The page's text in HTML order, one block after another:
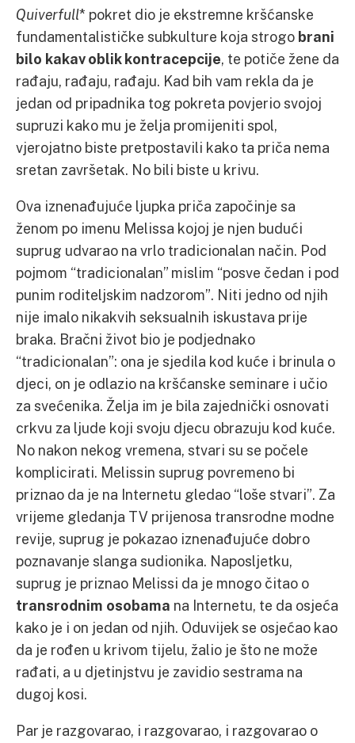
Quiverfull* pokret dio je ekstremne kršćanske
fundamentalističke subkulture koja strogo brani
bilo kakav oblik kontracepcije, te potiče žene da
rađaju, rađaju, rađaju. Kad bih vam rekla da je
jedan od pripadnika tog pokreta povjerio svojoj
supruzi kako mu je želja promijeniti spol,
vjerojatno biste pretpostavili kako ta priča nema
sretan završetak. No bili biste u krivu.
Ova iznenađujuće ljupka priča započinje sa
ženom po imenu Melissa kojoj je njen budući
suprug udvarao na vrlo tradicionalan način. Pod
pojmom “tradicionalan” mislim “posve čedan i pod
punim roditeljskim nadzorom”. Niti jedno od njih
nije imalo nikakvih seksualnih iskustava prije
braka. Bračni život bio je podjednako
“tradicionalan”: ona je sjedila kod kuće i brinula o
djeci, on je odlazio na kršćanske seminare i učio
za svećenika. Želja im je bila zajednički osnovati
crkvu za ljude koji svoju djecu obrazuju kod kuće.
No nakon nekog vremena, stvari su se počele
komplicirati. Melissin suprug povremeno bi
priznao da je na Internetu gledao “loše stvari”. Za
vrijeme gledanja TV prijenosa transrodne modne
revije, suprug je pokazao iznenađujuće dobro
poznavanje slanga sudionika. Naposljetku,
suprug je priznao Melissi da je mnogo čitao o
transrodnim osobama na Internetu, te da osjeća
kako je i on jedan od njih. Oduvijek se osjećao kao
da je rođen u krivom tijelu, žalio je što ne može
rađati, a u djetinjstvu je zavidio sestrama na
dugoj kosi.
Par je razgovarao, i razgovarao, i razgovarao o